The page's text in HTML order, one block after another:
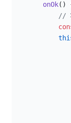
        onOk
()
//